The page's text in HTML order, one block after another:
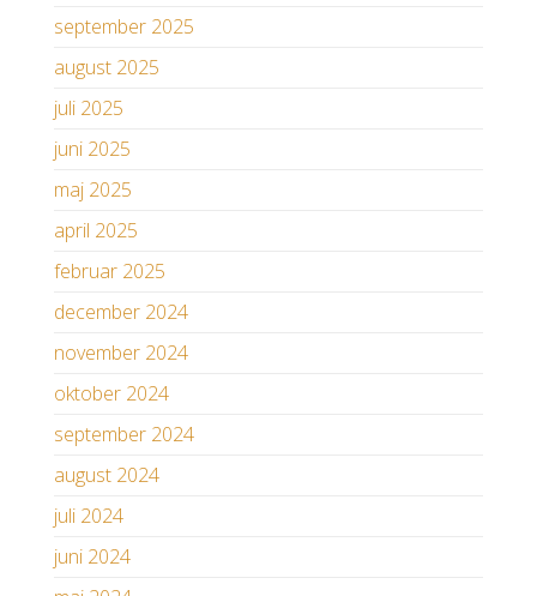
september 2025
august 2025
juli 2025
juni 2025
maj 2025
april 2025
februar 2025
december 2024
november 2024
oktober 2024
september 2024
august 2024
juli 2024
juni 2024